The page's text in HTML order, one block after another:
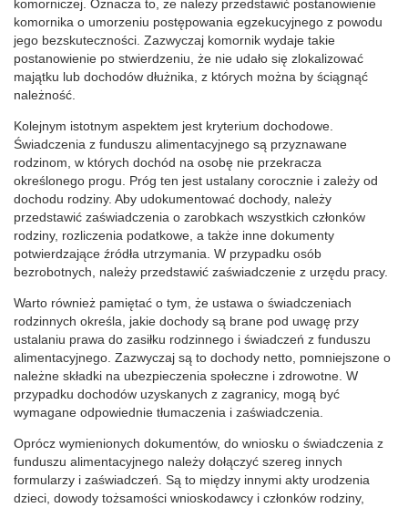
komorniczej. Oznacza to, że należy przedstawić postanowienie
komornika o umorzeniu postępowania egzekucyjnego z powodu
jego bezskuteczności. Zazwyczaj komornik wydaje takie
postanowienie po stwierdzeniu, że nie udało się zlokalizować
majątku lub dochodów dłużnika, z których można by ściągnąć
należność.
Kolejnym istotnym aspektem jest kryterium dochodowe.
Świadczenia z funduszu alimentacyjnego są przyznawane
rodzinom, w których dochód na osobę nie przekracza
określonego progu. Próg ten jest ustalany corocznie i zależy od
dochodu rodziny. Aby udokumentować dochody, należy
przedstawić zaświadczenia o zarobkach wszystkich członków
rodziny, rozliczenia podatkowe, a także inne dokumenty
potwierdzające źródła utrzymania. W przypadku osób
bezrobotnych, należy przedstawić zaświadczenie z urzędu pracy.
Warto również pamiętać o tym, że ustawa o świadczeniach
rodzinnych określa, jakie dochody są brane pod uwagę przy
ustalaniu prawa do zasiłku rodzinnego i świadczeń z funduszu
alimentacyjnego. Zazwyczaj są to dochody netto, pomniejszone o
należne składki na ubezpieczenia społeczne i zdrowotne. W
przypadku dochodów uzyskanych z zagranicy, mogą być
wymagane odpowiednie tłumaczenia i zaświadczenia.
Oprócz wymienionych dokumentów, do wniosku o świadczenia z
funduszu alimentacyjnego należy dołączyć szereg innych
formularzy i zaświadczeń. Są to między innymi akty urodzenia
dzieci, dowody tożsamości wnioskodawcy i członków rodziny,